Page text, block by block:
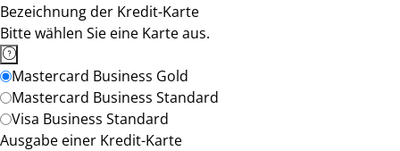
Bezeichnung der Kredit-Karte
Bitte wählen Sie eine Karte aus.
Mastercard Business Gold
Mastercard Business Standard
Visa Business Standard
Ausgabe einer Kredit-Karte